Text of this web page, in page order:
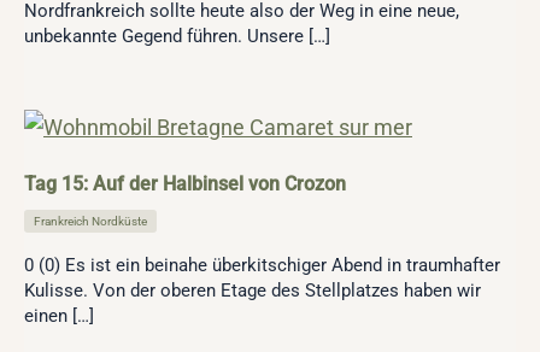
Nordfrankreich sollte heute also der Weg in eine neue,
unbekannte Gegend führen. Unsere […]
Tag 15: Auf der Halbinsel von Crozon
Frankreich Nordküste
0 (0) Es ist ein beinahe überkitschiger Abend in traumhafter
Kulisse. Von der oberen Etage des Stellplatzes haben wir
einen […]